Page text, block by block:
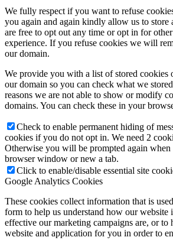
We fully respect if you want to refuse
you again and again kindly allow us to store
are free to opt out any time or opt in for
experience. If you refuse cookies we will
our domain.
We provide you with a list of stored cookies
our domain so you can check what we
reasons we are not able to show or modify
domains. You can check these in your
Check to enable permanent hiding of
cookies if you do not opt in. We need 2
Otherwise you will be prompted again when
browser window or new a tab.
Click to enable/disable essential site
Google Analytics Cookies
These cookies collect information that is
form to help us understand how our website
effective our marketing campaigns are, or to
website and application for you in order to